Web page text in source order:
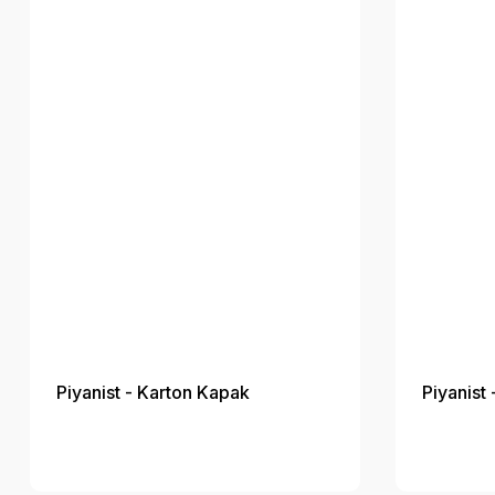
Piyanist - Karton Kapak Piyanist